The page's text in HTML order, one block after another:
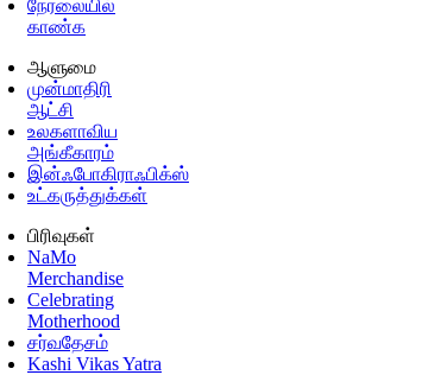
நேரலையில்
காண்க
ஆளுமை
முன்மாதிரி
ஆட்சி
உலகளாவிய
அங்கீகாரம்
இன்ஃபோகிராஃபிக்ஸ்
உட்கருத்துக்கள்
பிரிவுகள்
NaMo
Merchandise
Celebrating
Motherhood
சர்வதேசம்
Kashi Vikas Yatra